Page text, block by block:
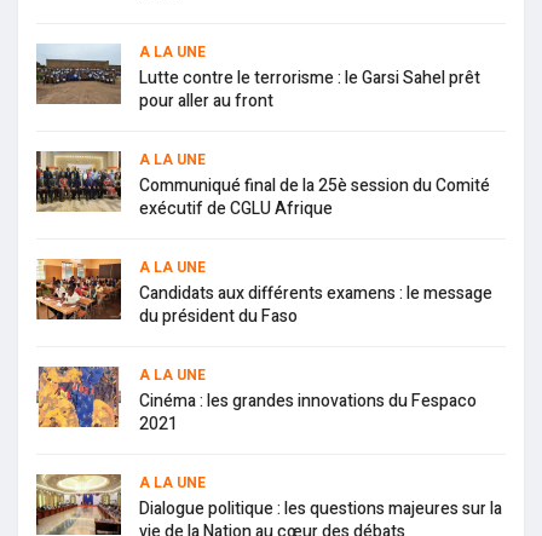
A LA UNE
Lutte contre le terrorisme : le Garsi Sahel prêt
pour aller au front
A LA UNE
Communiqué final de la 25è session du Comité
exécutif de CGLU Afrique
A LA UNE
Candidats aux différents examens : le message
du président du Faso
A LA UNE
Cinéma : les grandes innovations du Fespaco
2021
A LA UNE
Dialogue politique : les questions majeures sur la